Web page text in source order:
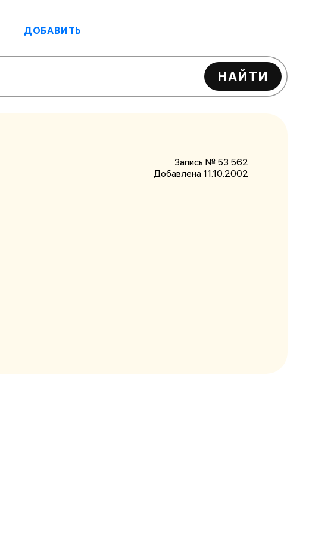
ДОБАВИТЬ
НАЙТИ
Запись № 53 562
Добавлена 11.10.2002